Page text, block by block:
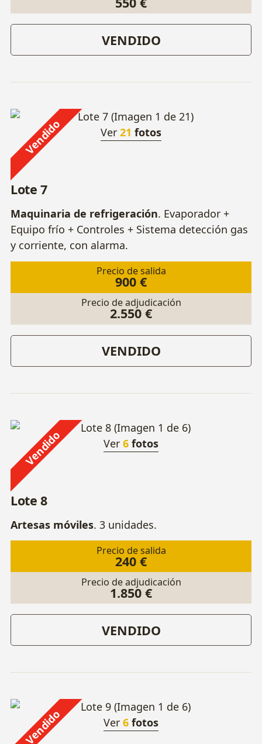
VENDIDO
Vendido Ver 21 fotos
Lote 7
Maquinaria de refrigeración. Evaporador +
Equipo frío + Controles + Sistema detección gas
y corriente, con alarma.
Precio de salida
900 €
Precio de adjudicación
2.550 €
VENDIDO
Vendido Ver 6 fotos
Lote 8
Artesas móviles. 3 unidades.
Precio de salida
240 €
Precio de adjudicación
1.850 €
VENDIDO
Vendido Ver 6 fotos